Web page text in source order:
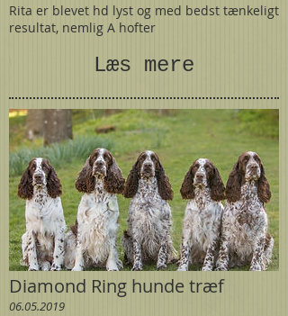
Rita er blevet hd lyst og med bedst tænkeligt
resultat, nemlig A hofter
Læs mere
Diamond Ring hunde træf
06.05.2019